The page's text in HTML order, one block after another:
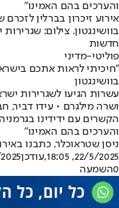
והערכים בהם האמינו"
אירוע זיכרון בברלין
בוושינגטון. צילום:
חדשות
פוליטי-מדיני
"חיכיתי לראות אתכם
בוושינגטון
עשרות הגיעו לשגרירות
ושרה מילגרם • עידו דביר,
הקשרים עם ידידינו
והערכים בהם האמינו"
ניסן שטראוכלר, כתבנו
22/5/2025, 18:05
,עודכן18:16
0השמעה